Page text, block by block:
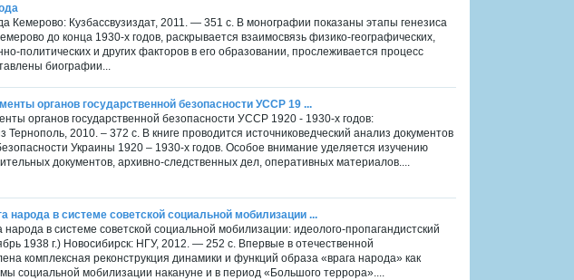
Кемерово: Кузбассвузиздат, 2011. — 351 с. В монографии показаны этапы генезиса
до конца 1930‑х годов, раскрывается взаимосвязь физико-географических,
политических и других факторов в его образовании, прослеживается процесс
биографии...
органов государственной безопасности УCCР 19 ...
органов государственной безопасности УCCР 1920 - 1930-х годов:
Тернополь, 2010. – 372 с. В книге проводится источниковедческий анализ документов
Украины 1920 – 1930-х годов. Особое внимание уделяется изучению
документов, архивно-следственных дел, оперативных материалов....
народа в системе советской социальной мобилизации ...
в системе советской социальной мобилизации: идеолого-пропагандистский
1938 г.) Новосибирск: НГУ, 2012. — 252 с. Впервые в отечественной
комплексная реконструкция динамики и функций образа «врага народа» как
социальной мобилизации накануне и в период «Большого террора»....